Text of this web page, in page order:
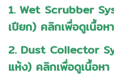
1. Wet Scrubber
เปียก) คลิกเพื่อดูเนื้อหา
2. Dust Collector
แห้ง) คลิกเพื่อดูเนื้อหา